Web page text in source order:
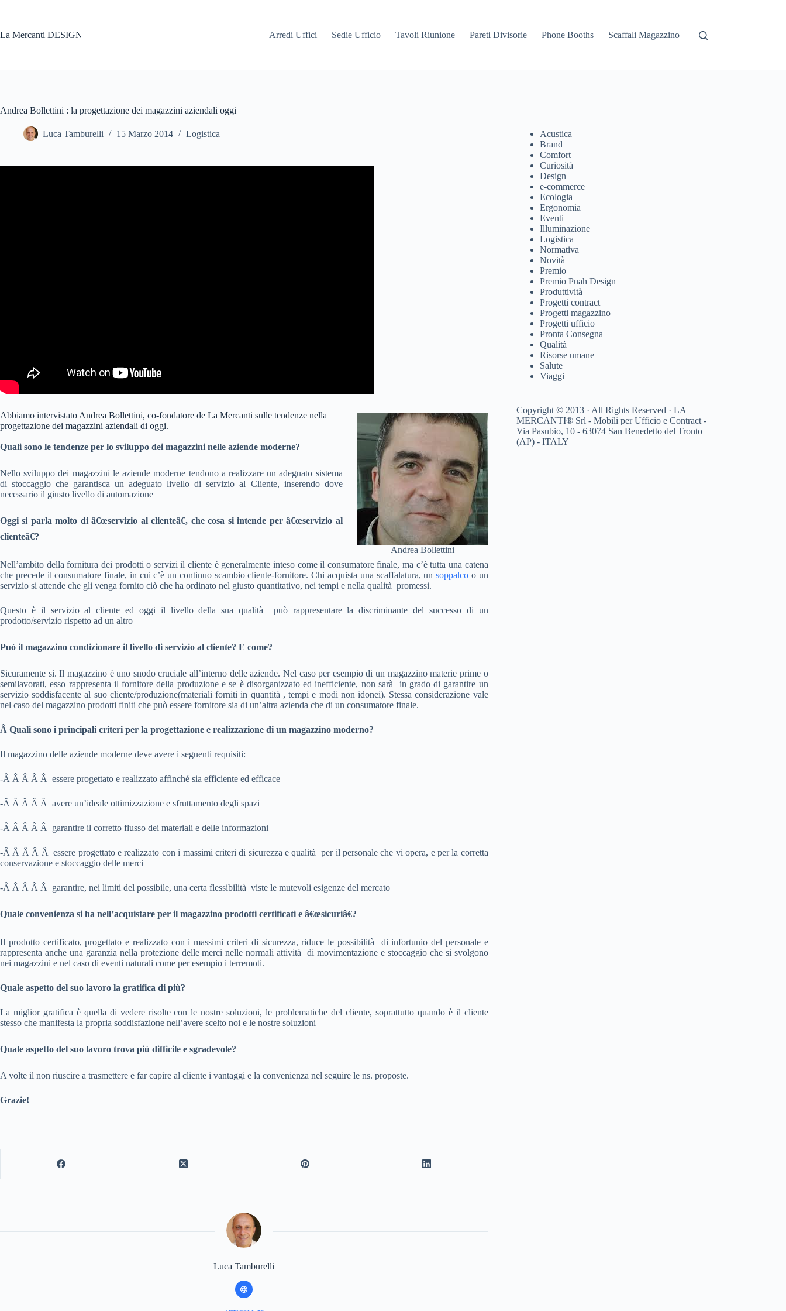
La Mercanti DESIGN
Arredi Uffici Sedie Ufficio Tavoli Riunione Pareti Divisorie Phone Booths Scaffali Magazzino
Andrea Bollettini : la progettazione dei magazzini aziendali oggi
Luca Tamburelli 15 Marzo 2014 Logistica
Andrea Bollettini
Abbiamo intervistato Andrea Bollettini, co-fondatore de La Mercanti sulle tendenze nella
progettazione dei magazzini aziendali di oggi.
Quali sono le tendenze per lo sviluppo dei magazzini nelle aziende moderne?
Nello sviluppo dei magazzini le aziende moderne tendono a realizzare un adeguato sistema
di stoccaggio che garantisca un adeguato livello di servizio al Cliente, inserendo dove
necessario il giusto livello di automazione
Oggi si parla molto di â€œservizio al clienteâ€, che cosa si intende per â€œservizio al
clienteâ€?
Nell’ambito della fornitura dei prodotti o servizi il cliente è generalmente inteso come il consumatore finale, ma c’è tutta una catena
che precede il consumatore finale, in cui c’è un continuo scambio cliente-fornitore. Chi acquista una scaffalatura, unsoppalco o un
servizio si attende che gli venga fornito ciò che ha ordinato nel giusto quantitativo, nei tempi e nella qualità promessi.
Questo è il servizio al cliente ed oggi il livello della sua qualità può rappresentare la discriminante del successo di un
prodotto/servizio rispetto ad un altro
Può il magazzino condizionare il livello di servizio al cliente? E come?
Sicuramente sì. Il magazzino è uno snodo cruciale all’interno delle aziende. Nel caso per esempio di un magazzino materie prime o
semilavorati, esso rappresenta il fornitore della produzione e se è disorganizzato ed inefficiente, non sarà in grado di garantire un
servizio soddisfacente al suo cliente/produzione(materiali forniti in quantità , tempi e modi non idonei). Stessa considerazione vale
nel caso del magazzino prodotti finiti che può essere fornitore sia di un’altra azienda che di un consumatore finale.
Â Quali sono i principali criteri per la progettazione e realizzazione di un magazzino moderno?
Il magazzino delle aziende moderne deve avere i seguenti requisiti:
-Â Â Â Â Â essere progettato e realizzato affinché sia efficiente ed efficace
-Â Â Â Â Â avere un’ideale ottimizzazione e sfruttamento degli spazi
-Â Â Â Â Â garantire il corretto flusso dei materiali e delle informazioni
-Â Â Â Â Â essere progettato e realizzato con i massimi criteri di sicurezza e qualità per il personale che vi opera, e per la corretta
conservazione e stoccaggio delle merci
-Â Â Â Â Â garantire, nei limiti del possibile, una certa flessibilità viste le mutevoli esigenze del mercato
Quale convenienza si ha nell’acquistare per il magazzino prodotti certificati e â€œsicuriâ€?
Il prodotto certificato, progettato e realizzato con i massimi criteri di sicurezza, riduce le possibilità di infortunio del personale e
rappresenta anche una garanzia nella protezione delle merci nelle normali attività di movimentazione e stoccaggio che si svolgono
nei magazzini e nel caso di eventi naturali come per esempio i terremoti.
Quale aspetto del suo lavoro la gratifica di più?
La miglior gratifica è quella di vedere risolte con le nostre soluzioni, le problematiche del cliente, soprattutto quando è il cliente
stesso che manifesta la propria soddisfazione nell’avere scelto noi e le nostre soluzioni
Quale aspetto del suo lavoro trova più difficile e sgradevole?
A volte il non riuscire a trasmettere e far capire al cliente i vantaggi e la convenienza nel seguire le ns. proposte.
Grazie!
Luca Tamburelli
Acustica
Brand
Comfort
Curiosità
Design
e-commerce
Ecologia
Ergonomia
Eventi
Illuminazione
Logistica
Normativa
Novità
Premio
Premio Puah Design
Produttività
Progetti contract
Progetti magazzino
Progetti ufficio
Pronta Consegna
Qualità
Risorse umane
Salute
Viaggi
Copyright © 2013 · All Rights Reserved · LA
MERCANTI® Srl - Mobili per Ufficio e Contract -
Via Pasubio, 10 - 63074 San Benedetto del Tronto
(AP) - ITALY